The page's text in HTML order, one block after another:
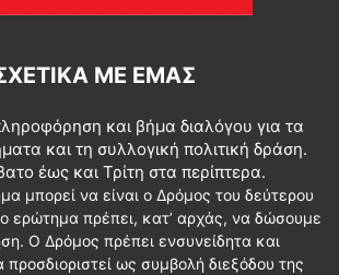
ΜΕ ΕΜΆΣ
και βήμα διαλόγου για τα
και τη συλλογική πολιτική δράση.
έως και Τρίτη στα περίπτερα.
μπορεί να είναι ο Δρόμος του δεύτερου
ερώτημα πρέπει, κατ’ αρχάς, να δώσουμε
Ο Δρόμος πρέπει ενσυνείδητα και
ως συμβολή διεξόδου της